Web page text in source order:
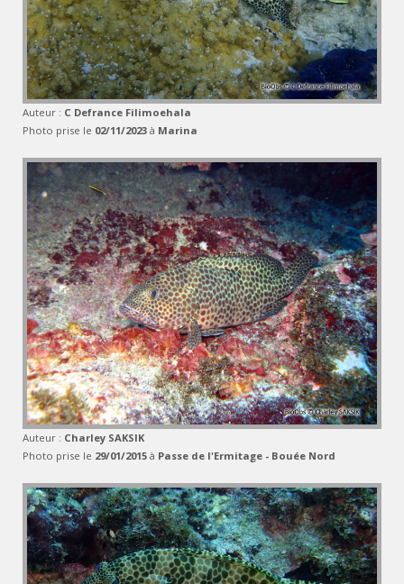
Auteur : C Defrance Filimoehala
Photo prise le 02/11/2023 à Marina
Auteur : Charley SAKSIK
Photo prise le 29/01/2015 à Passe de l'Ermitage - Bouée Nord